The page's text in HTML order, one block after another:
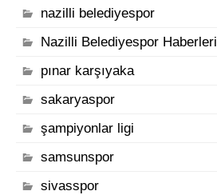
nazilli belediyespor
Nazilli Belediyespor Haberleri
pınar karşıyaka
sakaryaspor
şampiyonlar ligi
samsunspor
sivasspor